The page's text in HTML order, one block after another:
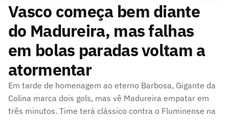
Vasco começa bem diante
do Madureira, mas falhas
em bolas paradas voltam a
atormentar
Em tarde de homenagem ao eterno Barbosa, Gigante da
Colina marca dois gols, mas vê Madureira empatar em
três minutos. Time terá clássico contra o Fluminense na